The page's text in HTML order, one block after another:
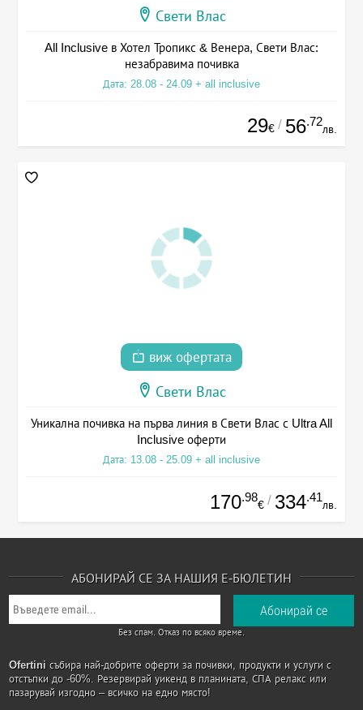
Свети Влас
All Inclusive в Хотел Тропикс & Венера, Свети Влас:
незабравима почивка
Дата: 28.08 - 24.09 + all inclusive
29€ / 56.72
лв.
виж офертата
Свети Влас
Уникална почивка на първа линия в Свети Влас с Ultra All
Inclusive оферти
Дата: 13.08 - 25.09 + all inclusive
170.98
€ / 334.41
лв.
АБОНИРАЙ СЕ ЗА НАШИЯ Е-БЮЛЕТИН
Без спам. Отказ по всяко време.
Ofertini събира най-добрите оферти за почивки, продукти и услуги с
отстъпки до -60%. Резервирай уикенд в планината, СПА релакс или
пазарувай изгодно – всичко на едно място!